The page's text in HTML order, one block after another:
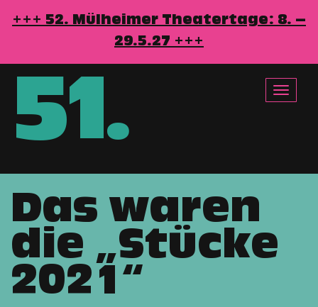
Direkt
zum
Inhalt
+++ 52. Mülheimer Theatertage: 8. –
29.5.27 +++
51.
Toggle
Das waren
die „Stücke
2021“